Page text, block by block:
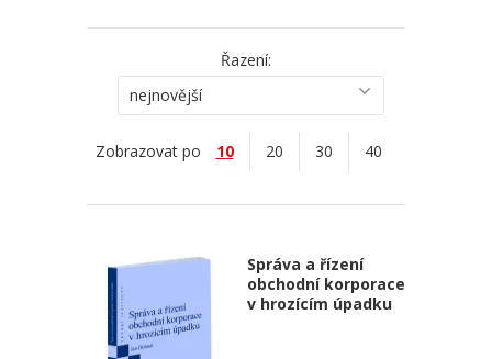
Řazení:
nejnovější
Zobrazovat po 10 20 30 40
Správa a řízení
obchodní korporace
v hrozícím úpadku